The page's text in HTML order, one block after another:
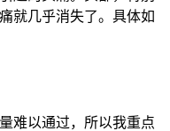
就几乎消失了。具体如
难以通过，所以我重点